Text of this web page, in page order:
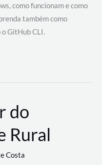
como funcionam e como
também como
GitHub CLI.
do
Rural
Costa